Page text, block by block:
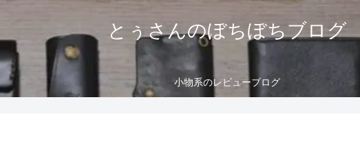
とぅさんのぼちぼちブログ
小物系のレビューブログ